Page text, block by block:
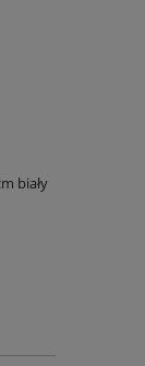
biały